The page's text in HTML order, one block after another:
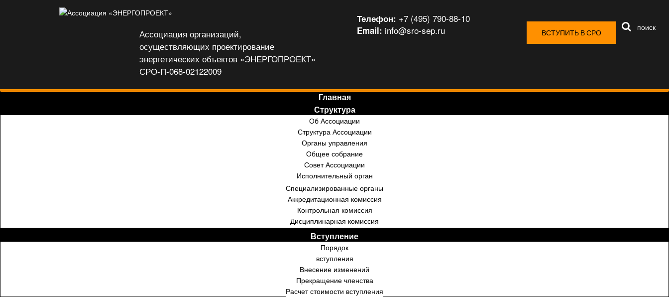
Ассоциация организаций,
осуществляющих проектирование
энергетических объектов «ЭНЕРГОПРОЕКТ»
СРО-П-068-02122009
Телефон: +7 (495) 790-88-10
Email: info@sro-sep.ru ВСТУПИТЬ В СРО
поиск
Главная
Структура
Об Ассоциации
Структура Ассоциации
Органы управления
Общее собрание
Совет Ассоциации
Исполнительный орган
Специализированные органы
Аккредитационная комиссия
Контрольная комиссия
Дисциплинарная комиссия
Вступление
Порядок
вступления
Внесение изменений
Прекращение членства
Расчет стоимости вступления